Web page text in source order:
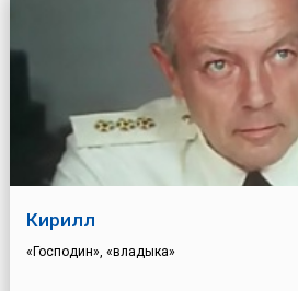
Кирилл
«Господин», «владыка»